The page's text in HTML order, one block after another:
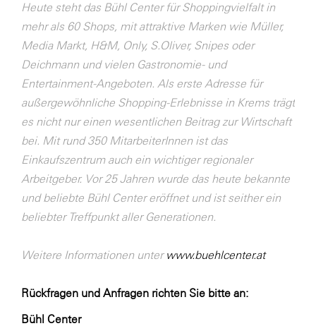
Heute steht das Bühl Center für Shoppingvielfalt in
mehr als 60 Shops, mit attraktive Marken wie Müller,
Media Markt, H&M, Only, S.Oliver, Snipes oder
Deichmann und vielen Gastronomie- und
Entertainment-Angeboten. Als erste Adresse für
außergewöhnliche Shopping-Erlebnisse in Krems trägt
es nicht nur einen wesentlichen Beitrag zur Wirtschaft
bei. Mit rund 350 MitarbeiterInnen ist das
Einkaufszentrum auch ein wichtiger regionaler
Arbeitgeber. Vor 25 Jahren wurde das heute bekannte
und beliebte Bühl Center eröffnet und ist seither ein
beliebter Treffpunkt aller Generationen.
Weitere Informationen unter www.buehlcenter.at
Rückfragen und Anfragen richten Sie bitte an:
Bühl Center